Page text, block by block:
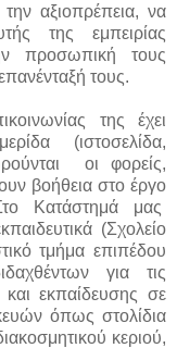
αξιοπρέπεια, να
της εμπειρίας
προσωπική τους
τους.
της έχει
(ιστοσελίδα,
οι φορείς,
βοήθεια στο έργο
Κατάστημά μας
(Σχολείο
τμήμα επιπέδου
για τις
και εκπαίδευσης σε
όπως στολίδια
κεριού,